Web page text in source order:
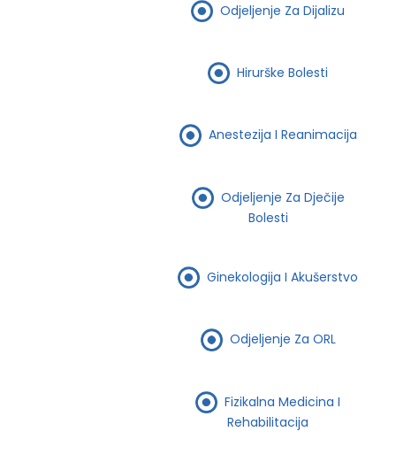
Odjeljenje Za Dijalizu
Hirurške Bolesti
Anestezija I Reanimacija
Odjeljenje Za Dječije
Bolesti
Ginekologija I Akušerstvo
Odjeljenje Za ORL
Fizikalna Medicina I
Rehabilitacija